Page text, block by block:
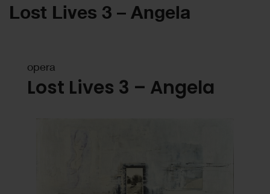
Lost Lives 3 – Angela
opera
Lost Lives 3 – Angela